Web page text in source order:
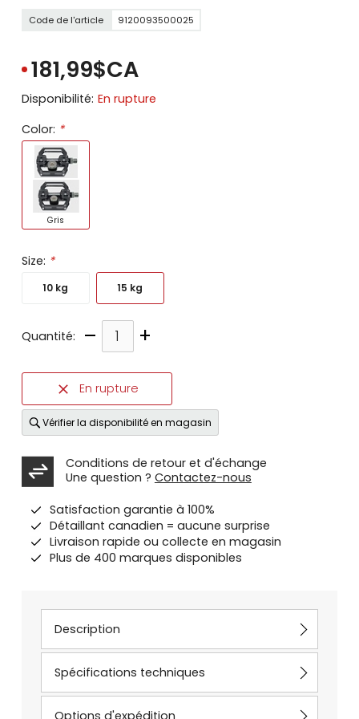
Code de l'article 9120093500025
181,99$CA
Disponibilité: En rupture
Color: *
Gris
Size: *
10 kg 15 kg
Quantité: – +
En rupture
Vérifier la disponibilité en magasin
Conditions de retour et d'échange
Une question ? Contactez-nous
Satisfaction garantie à 100%
Détaillant canadien = aucune surprise
Livraison rapide ou collecte en magasin
Plus de 400 marques disponibles
Description
Spécifications techniques